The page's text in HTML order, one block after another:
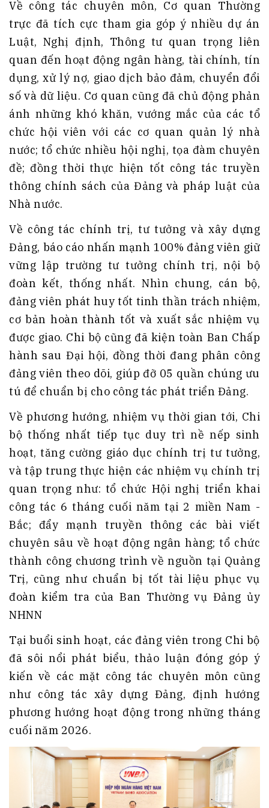
Về công tác chuyên môn, Cơ quan Thường
trực đã tích cực tham gia góp ý nhiều dự án
Luật, Nghị định, Thông tư quan trọng liên
quan đến hoạt động ngân hàng, tài chính, tín
dụng, xử lý nợ, giao dịch bảo đảm, chuyển đổi
số và dữ liệu. Cơ quan cũng đã chủ động phản
ánh những khó khăn, vướng mắc của các tổ
chức hội viên với các cơ quan quản lý nhà
nước; tổ chức nhiều hội nghị, tọa đàm chuyên
đề; đồng thời thực hiện tốt công tác truyền
thông chính sách của Đảng và pháp luật của
Nhà nước.
Về công tác chính trị, tư tưởng và xây dựng
Đảng, báo cáo nhấn mạnh 100% đảng viên giữ
vững lập trường tư tưởng chính trị, nội bộ
đoàn kết, thống nhất. Nhìn chung, cán bộ,
đảng viên phát huy tốt tinh thần trách nhiệm,
cơ bản hoàn thành tốt và xuất sắc nhiệm vụ
được giao. Chi bộ cũng đã kiện toàn Ban Chấp
hành sau Đại hội, đồng thời đang phân công
đảng viên theo dõi, giúp đỡ 05 quần chúng ưu
tú để chuẩn bị cho công tác phát triển Đảng.
Về phương hướng, nhiệm vụ thời gian tới, Chi
bộ thống nhất tiếp tục duy trì nề nếp sinh
hoạt, tăng cường giáo dục chính trị tư tưởng,
và tập trung thực hiện các nhiệm vụ chính trị
quan trọng như: tổ chức Hội nghị triển khai
công tác 6 tháng cuối năm tại 2 miền Nam -
Bắc; đẩy mạnh truyền thông các bài viết
chuyên sâu về hoạt động ngân hàng; tổ chức
thành công chương trình về nguồn tại Quảng
Trị, cũng như chuẩn bị tốt tài liệu phục vụ
đoàn kiểm tra của Ban Thường vụ Đảng ủy
NHNN
Tại buổi sinh hoạt, các đảng viên trong Chi bộ
đã sôi nổi phát biểu, thảo luận đóng góp ý
kiến về các mặt công tác chuyên môn cũng
như công tác xây dựng Đảng, định hướng
phương hướng hoạt động trong những tháng
cuối năm 2026.